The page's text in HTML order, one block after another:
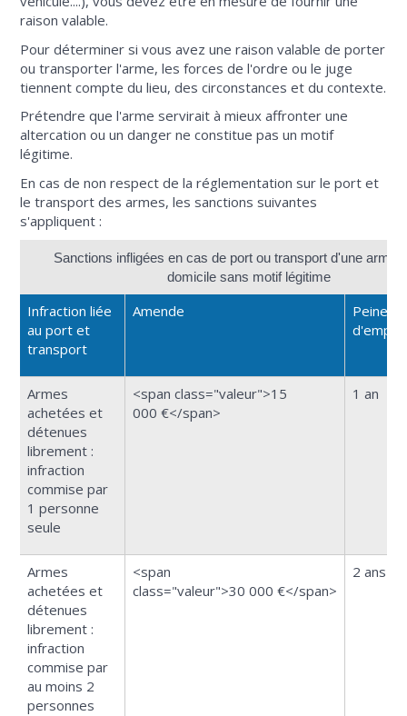
raison valable.
Pour déterminer si vous avez une raison valable de porter
ou transporter l'arme, les forces de l'ordre ou le juge
tiennent compte du lieu, des circonstances et du contexte.
Prétendre que l'arme servirait à mieux affronter une
altercation ou un danger ne constitue pas un motif
légitime.
En cas de non respect de la réglementation sur le port et
le transport des armes, les sanctions suivantes
s'appliquent :
Sanctions infligées en cas de port ou transport d'une arme
domicile sans motif légitime
Infraction liée
au port et
transport
Amende
Peine
Armes
achetées et
détenues
librement :
infraction
commise par
1 personne
seule
<span class="valeur">15
000 €</span>
1 an
Armes
achetées et
détenues
librement :
infraction
commise par
au moins 2
personnes
<span
class="valeur">30 000 €</span>
2 ans